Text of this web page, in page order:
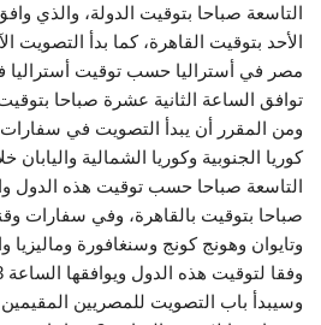
التاسعة صباحا بتوقيت الدولة، والذي
الأحد بتوقيت القاهرة، كما بدأ
مصر في أستراليا حسب توقيت أستراليا
توافق الساعة الثانية عشرة صباحا
ومن المقرر أن يبدأ التصويت في
كوريا الجنوبية وكوريا الشمالية
صباحا بتوقيت بالقاهرة، وفي سفارات
وتايوان وهونج كونج وسنغافورة وماليزيا
وفقا لتوقيت هذه الدول ويوافقها الساعة 3 صباحا بتوقيت القاهرة.
وسيبدأ باب التصويت للمصريين